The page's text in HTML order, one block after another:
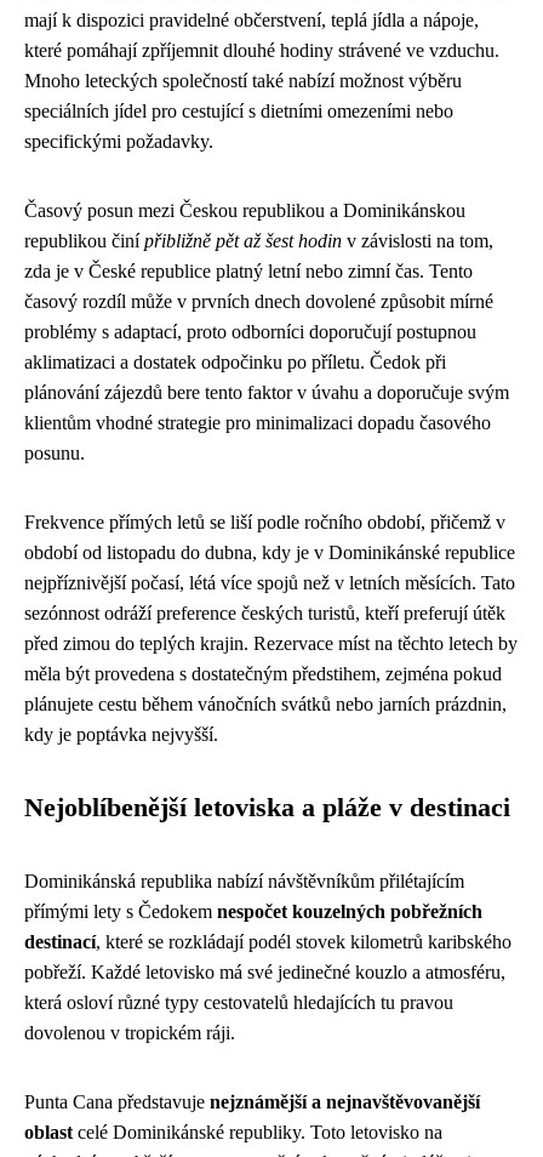
mají k dispozici pravidelné občerstvení, teplá jídla a nápoje,
které pomáhají zpříjemnit dlouhé hodiny strávené ve vzduchu.
Mnoho leteckých společností také nabízí možnost výběru
speciálních jídel pro cestující s dietními omezeními nebo
specifickými požadavky.
Časový posun mezi Českou republikou a Dominikánskou
republikou činípřibližně pět až šest hodin v závislosti na tom,
zda je v České republice platný letní nebo zimní čas. Tento
časový rozdíl může v prvních dnech dovolené způsobit mírné
problémy s adaptací, proto odborníci doporučují postupnou
aklimatizaci a dostatek odpočinku po příletu. Čedok při
plánování zájezdů bere tento faktor v úvahu a doporučuje svým
klientům vhodné strategie pro minimalizaci dopadu časového
posunu.
Frekvence přímých letů se liší podle ročního období, přičemž v
období od listopadu do dubna, kdy je v Dominikánské republice
nejpříznivější počasí, létá více spojů než v letních měsících. Tato
sezónnost odráží preference českých turistů, kteří preferují útěk
před zimou do teplých krajin. Rezervace míst na těchto letech by
měla být provedena s dostatečným předstihem, zejména pokud
plánujete cestu během vánočních svátků nebo jarních prázdnin,
kdy je poptávka nejvyšší.
Nejoblíbenější letoviska a pláže v destinaci
Dominikánská republika nabízí návštěvníkům přilétajícím
přímými lety s Čedokem nespočet kouzelných pobřežních
destinací, které se rozkládají podél stovek kilometrů karibského
pobřeží. Každé letovisko má své jedinečné kouzlo a atmosféru,
která osloví různé typy cestovatelů hledajících tu pravou
dovolenou v tropickém ráji.
Punta Cana představuje nejznámější a nejnavštěvovanější
oblast celé Dominikánské republiky. Toto letovisko na